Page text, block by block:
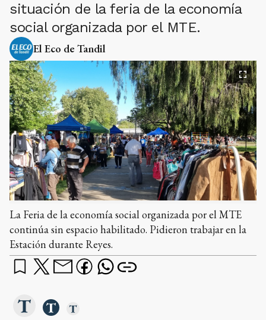
situación de la feria de la economía
social organizada por el MTE.
El Eco de Tandil
La Feria de la economía social organizada por el MTE
continúa sin espacio habilitado. Pidieron trabajar en la
Estación durante Reyes.